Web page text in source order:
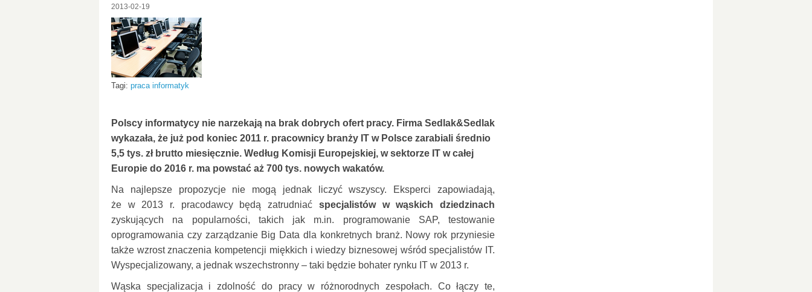
2013-02-19
Tagi: praca informatyk
Polscy informatycy nie narzekają na brak dobrych ofert pracy. Firma Sedlak&Sedlak
wykazała, że już pod koniec 2011 r. pracownicy branży IT w Polsce zarabiali średnio
5,5 tys. zł brutto miesięcznie. Według Komisji Europejskiej, w sektorze IT w całej
Europie do 2016 r. ma powstać aż 700 tys. nowych wakatów.
Na najlepsze propozycje nie mogą jednak liczyć wszyscy.
Eksperci zapowiadają,
że w 2013 r. pracodawcy będą zatrudniać specjalistów
w wąskich dziedzinach
zyskujących na popularności, takich jak m.in. programowanie SAP, testowanie
oprogramowania czy zarządzanie Big Data dla konkretnych branż. Nowy rok przyniesie
także wzrost znaczenia kompetencji miękkich i wiedzy biznesowej wśród specjalistów IT.
Wyspecjalizowany, a jednak wszechstronny – taki będzie bohater rynku IT w 2013 r.
Wąska specjalizacja i zdolność do pracy w różnorodnych zespołach. Co łączy te,